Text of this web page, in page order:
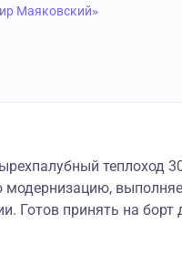
Маяковский»
теплоход
Готов принять на борт